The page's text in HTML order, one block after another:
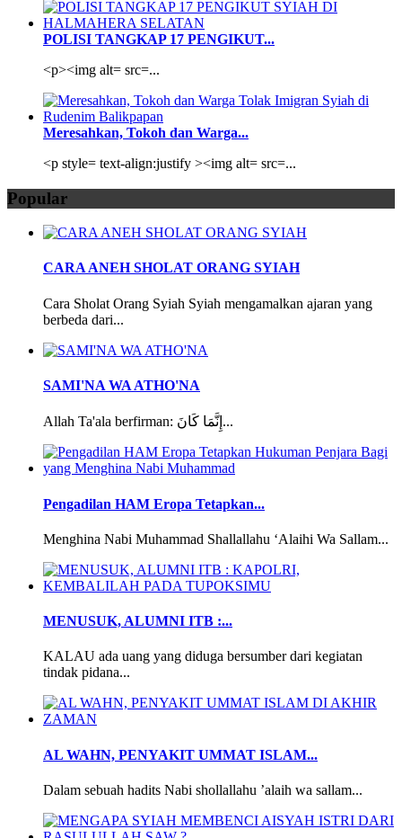
POLISI TANGKAP 17 PENGIKUT...
<p><img alt= src=...
Meresahkan, Tokoh dan Warga...
<p style= text-align:justify ><img alt= src=...
Popular
CARA ANEH SHOLAT ORANG SYIAH
Cara Sholat Orang Syiah Syiah mengamalkan ajaran yang
berbeda dari...
SAMI'NA WA ATHO'NA
Allah Ta'ala berfirman: إِنَّمَا كَانَ...
Pengadilan HAM Eropa Tetapkan...
Menghina Nabi Muhammad Shallallahu ‘Alaihi Wa Sallam...
MENUSUK, ALUMNI ITB :...
KALAU ada uang yang diduga bersumber dari kegiatan
tindak pidana...
AL WAHN, PENYAKIT UMMAT ISLAM...
Dalam sebuah hadits Nabi shollallahu ’alaih wa sallam...